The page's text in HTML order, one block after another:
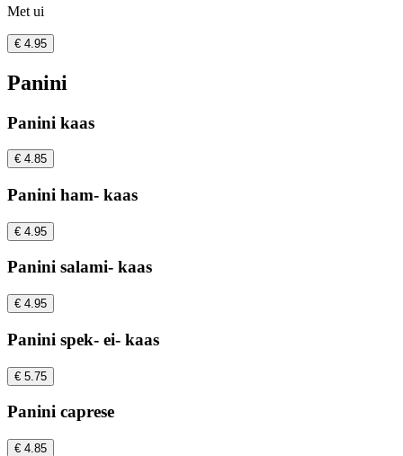
Met ui
€ 4.95
Panini
Panini kaas
€ 4.85
Panini ham- kaas
€ 4.95
Panini salami- kaas
€ 4.95
Panini spek- ei- kaas
€ 5.75
Panini caprese
€ 4.85